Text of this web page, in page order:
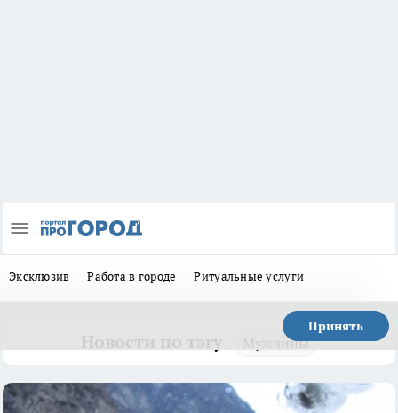
Эксклюзив Работа в городе Ритуальные услуги
Принять
Мужчины